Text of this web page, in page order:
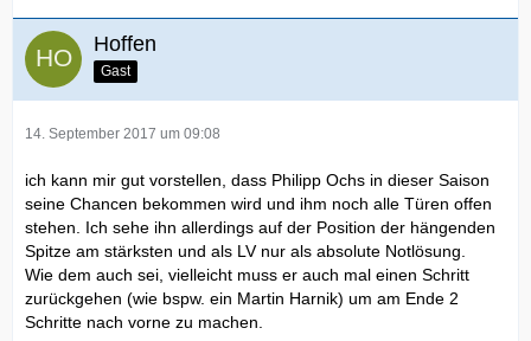
Hoffen
Gast
14. September 2017 um 09:08
ich kann mir gut vorstellen, dass Philipp Ochs in dieser Saison
seine Chancen bekommen wird und ihm noch alle Türen offen
stehen. Ich sehe ihn allerdings auf der Position der hängenden
Spitze am stärksten und als LV nur als absolute Notlösung.
Wie dem auch sei, vielleicht muss er auch mal einen Schritt
zurückgehen (wie bspw. ein Martin Harnik) um am Ende 2
Schritte nach vorne zu machen.